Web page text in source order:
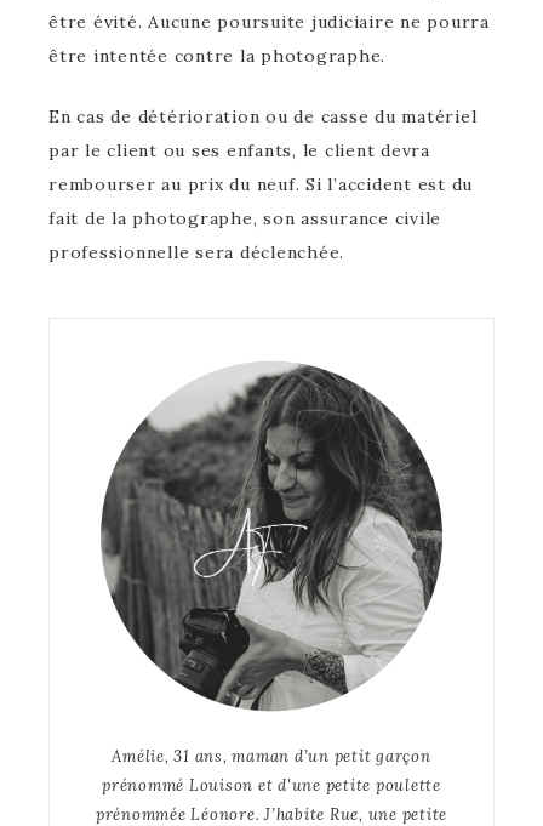
être évité. Aucune poursuite judiciaire ne pourra
être intentée contre la photographe.
En cas de détérioration ou de casse du matériel
par le client ou ses enfants, le client devra
rembourser au prix du neuf. Si l’accident est du
fait de la photographe, son assurance civile
professionnelle sera déclenchée.
Amélie, 31 ans, maman d’un petit garçon
prénommé Louison et d'une petite poulette
prénommée Léonore. J’habite Rue, une petite